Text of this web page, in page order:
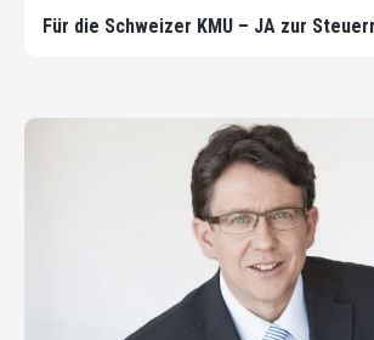
Für die Schweizer KMU – JA zur